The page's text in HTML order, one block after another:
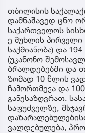
თბილისის
დამნაშავედ ცნო
საქართველოს
ე მუხლის პირველი
საქმიანობა) და
(უკანონო
ბრალდებებში და
ზომად 10 წლის
ჩამორთმევა და
განესაზღვრათ.
საფუძველზე,
ვალდებულება,